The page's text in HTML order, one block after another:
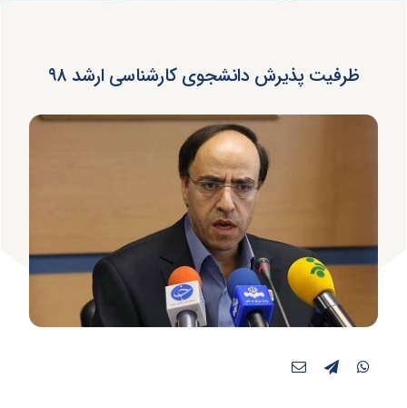
ظرفیت پذیرش دانشجوی کارشناسی ارشد ۹۸